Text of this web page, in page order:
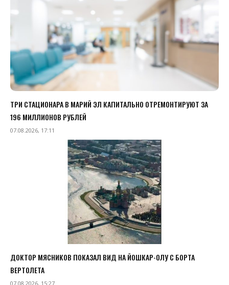
ТРИ СТАЦИОНАРА В МАРИЙ ЭЛ КАПИТАЛЬНО ОТРЕМОНТИРУЮТ ЗА
196 МИЛЛИОНОВ РУБЛЕЙ
07.08.2026, 17:11
ДОКТОР МЯСНИКОВ ПОКАЗАЛ ВИД НА ЙОШКАР-ОЛУ С БОРТА
ВЕРТОЛЕТА
07.08.2026, 15:27